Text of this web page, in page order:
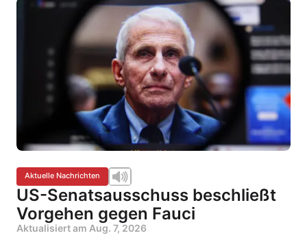
Aktuelle Nachrichten
US-Senatsausschuss beschließt
Vorgehen gegen Fauci
Aktualisiert am Aug. 7, 2026